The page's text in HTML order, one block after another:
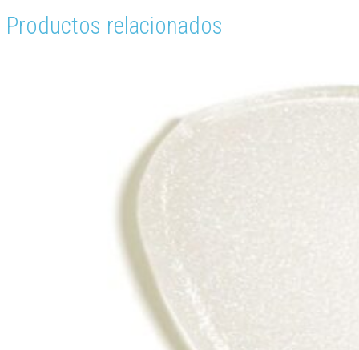
Productos relacionados